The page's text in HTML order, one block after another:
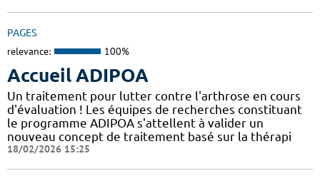
PAGES
relevance: 100%
Accueil ADIPOA
Un traitement pour lutter contre l'arthrose en cours
d'évaluation ! Les équipes de recherches constituant
le programme ADIPOA s'attellent à valider un
nouveau concept de traitement basé sur la thérapi
18/02/2026 15:25